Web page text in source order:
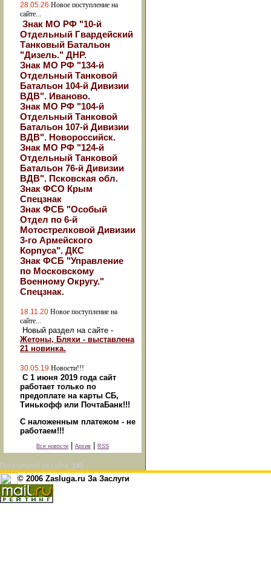
28.05.26 Новое поступление на
сайте...
Знак МО РФ "10-й
Отдельный Гвардейский
Танковый Батальон
"Дизель." ДНР.
Знак МО РФ "134-й
Отдельный Танковой
Батальон 104-й Дивизии
ВДВ". Иваново.
Знак МО РФ "104-й
Отдельный Танковой
Батальон 107-й Дивизии
ВДВ". Новороссийск.
Знак МО РФ "124-й
Отдельный Танковой
Батальон 76-й Дивизии
ВДВ". Псковская обл.
Знак ФСО Крым
Спецзнак
Знак ФСБ "Особый
Отдел по 6-й
Мотострелковой Дивизии
3-го Армейского
Корпуса". ДКС
Знак ФСБ "Управление
по Московскому
Военному Округу."
Спецзнак.
18.11.20 Новое поступление на
сайте...
Новый раздел на сайте -
Жетоны, Бляхи - выставлена
21 новинка.
30.05.19 Новости!!!
С 1 июня 2019 года сайт
работает только по
предоплате на карты СБ,
Тинькофф или ПочтаБанк!!!
С наложенным платежом - не
работаем!!!
Все новости Архив RSS
Посетителей на сайте: 143
© 2006 Zasluga.ru За Заслуги